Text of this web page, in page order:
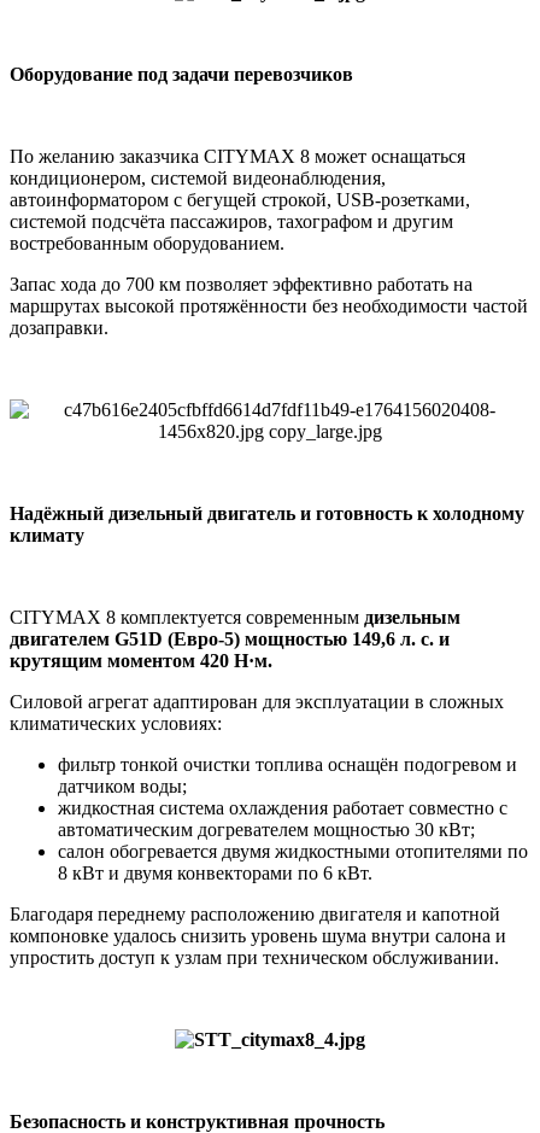
Оборудование под задачи перевозчиков
По желанию заказчика CITYMAX 8 может оснащаться
кондиционером, системой видеонаблюдения,
автоинформатором с бегущей строкой, USB-розетками,
системой подсчёта пассажиров, тахографом и другим
востребованным оборудованием.
Запас хода до 700 км позволяет эффективно работать на
маршрутах высокой протяжённости без необходимости частой
дозаправки.
Надёжный дизельный двигатель и готовность к холодному
климату
CITYMAX 8 комплектуется современным дизельным
двигателем G51D (Евро-5) мощностью 149,6 л. с. и
крутящим моментом 420 Н·м.
Силовой агрегат адаптирован для эксплуатации в сложных
климатических условиях:
фильтр тонкой очистки топлива оснащён подогревом и
датчиком воды;
жидкостная система охлаждения работает совместно с
автоматическим догревателем мощностью 30 кВт;
салон обогревается двумя жидкостными отопителями по
8 кВт и двумя конвекторами по 6 кВт.
Благодаря переднему расположению двигателя и капотной
компоновке удалось снизить уровень шума внутри салона и
упростить доступ к узлам при техническом обслуживании.
Безопасность и конструктивная прочность